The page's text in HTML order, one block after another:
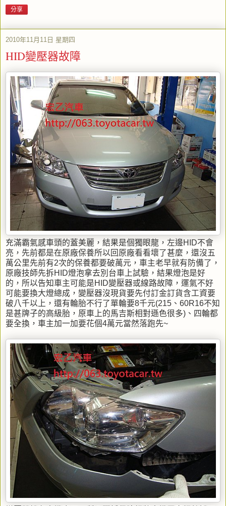
分享
2010年11月11日 星期四
HID變壓器故障
充滿霸氣感車頭的蓋美麗，結果是個獨眼龍，左邊HID不會
亮，先前都是在原廠保養所以回原廠看看壞了甚麼，還沒五
萬公里先前有2次的保養都要破萬元，車主老早就有防備了，
原廠技師先拆HID燈泡拿去別台車上試驗，結果燈泡是好
的，所以告知車主可能是HID變壓器或線路故障，運氣不好
可能要換大燈總成，變壓器沒現貨要先付訂金訂貨含工資要
破八千以上，還有輪胎不行了單輪要8千元(215、60R16不知
是甚牌子的高級胎，原車上的馬吉斯相對遜色很多)、四輪都
要全換，車主加一加要花個4萬元當然落跑先~